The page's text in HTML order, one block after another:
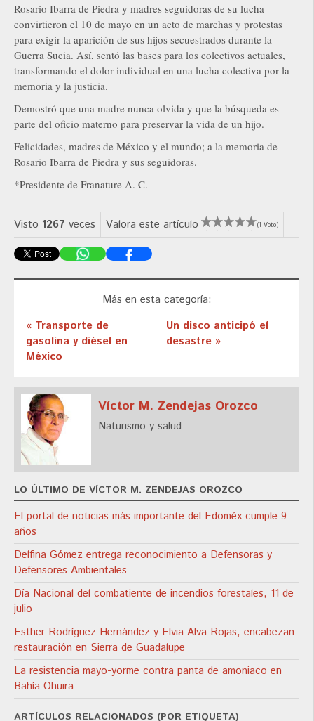
Rosario Ibarra de Piedra y madres seguidoras de su lucha
convirtieron el 10 de mayo en un acto de marchas y protestas
para exigir la aparición de sus hijos secuestrados durante la
Guerra Sucia. Así, sentó las bases para los colectivos actuales,
transformando el dolor individual en una lucha colectiva por la
memoria y la justicia.
Demostró que una madre nunca olvida y que la búsqueda es
parte del oficio materno para preservar la vida de un hijo.
Felicidades, madres de México y el mundo; a la memoria de
Rosario Ibarra de Piedra y sus seguidoras.
*Presidente de Franature A. C.
Visto 1267 veces Valora este artículo (1 Voto)
Más en esta categoría:
« Transporte de
gasolina y diésel en
México
Un disco anticipó el
desastre »
Víctor M. Zendejas Orozco
Naturismo y salud
LO ÚLTIMO DE VÍCTOR M. ZENDEJAS OROZCO
El portal de noticias más importante del Edoméx cumple 9
años
Delfina Gómez entrega reconocimiento a Defensoras y
Defensores Ambientales
Día Nacional del combatiente de incendios forestales, 11 de
julio
Esther Rodríguez Hernández y Elvia Alva Rojas, encabezan
restauración en Sierra de Guadalupe
La resistencia mayo-yorme contra panta de amoniaco en
Bahía Ohuira
ARTÍCULOS RELACIONADOS (POR ETIQUETA)